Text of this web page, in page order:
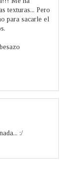
texturas... Pero
para sacarle el
:/